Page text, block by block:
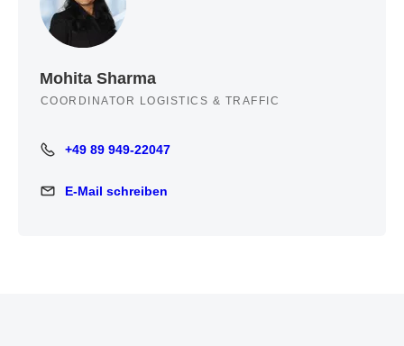
Mohita Sharma
COORDINATOR LOGISTICS & TRAFFIC
+49 89 949-22047
+49 89 949-22047
E-Mail schreiben
E-Mail schreiben